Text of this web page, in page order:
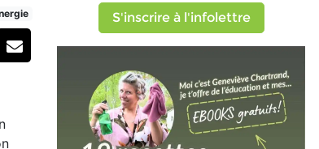
Courriel
S'inscrire à l'infolettre